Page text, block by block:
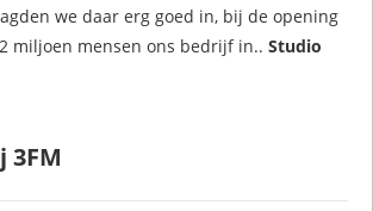
we daar erg goed in, bij de opening
miljoen mensen ons bedrijf in.. Studio
3FM